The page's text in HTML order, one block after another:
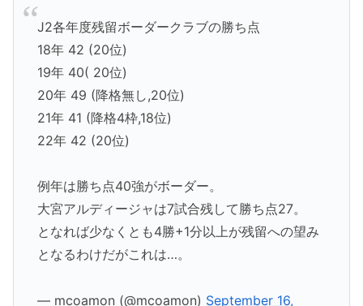
J2各年度残留ボーダークラブの勝ち点
18年 42 (20位)
19年 40( 20位)
20年 49 (降格無し,20位)
21年 41 (降格4枠,18位)
22年 42 (20位)
例年は勝ち点40強がボーダー。
大宮アルディージャは7試合残して勝ち点27。
となれば少なくとも4勝+1分以上が残留への望み
となるわけだがこれは…。
— mcoamon (@mcoamon) September 16,